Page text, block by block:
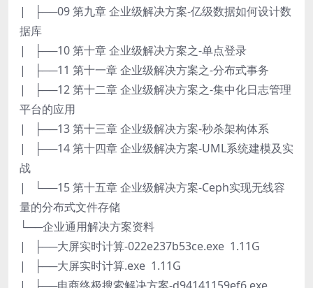
| ├──09 第九章 企业级解决方案-亿级数据如何设计数
据库
| ├──10 第十章 企业级解决方案之-单点登录
| ├──11 第十一章 企业级解决方案之-分布式事务
| ├──12 第十二章 企业级解决方案之-集中化日志管理
平台的应用
| ├──13 第十三章 企业级解决方案-秒杀架构体系
| ├──14 第十四章 企业级解决方案-UML系统建模及实
战
| └──15 第十五章 企业级解决方案-Ceph实现无线容
量的分布式文件存储
└──企业通用解决方案资料
| ├──大屏实时计算-022e237b53ce.exe 1.11G
| ├──大屏实时计算.exe 1.11G